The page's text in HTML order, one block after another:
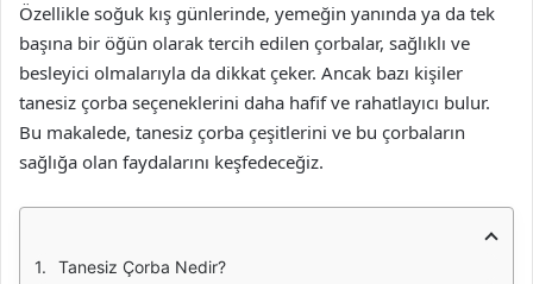
Özellikle soğuk kış günlerinde, yemeğin yanında ya da tek
başına bir öğün olarak tercih edilen çorbalar, sağlıklı ve
besleyici olmalarıyla da dikkat çeker. Ancak bazı kişiler
tanesiz çorba seçeneklerini daha hafif ve rahatlayıcı bulur.
Bu makalede, tanesiz çorba çeşitlerini ve bu çorbaların
sağlığa olan faydalarını keşfedeceğiz.
Tanesiz Çorba Nedir?